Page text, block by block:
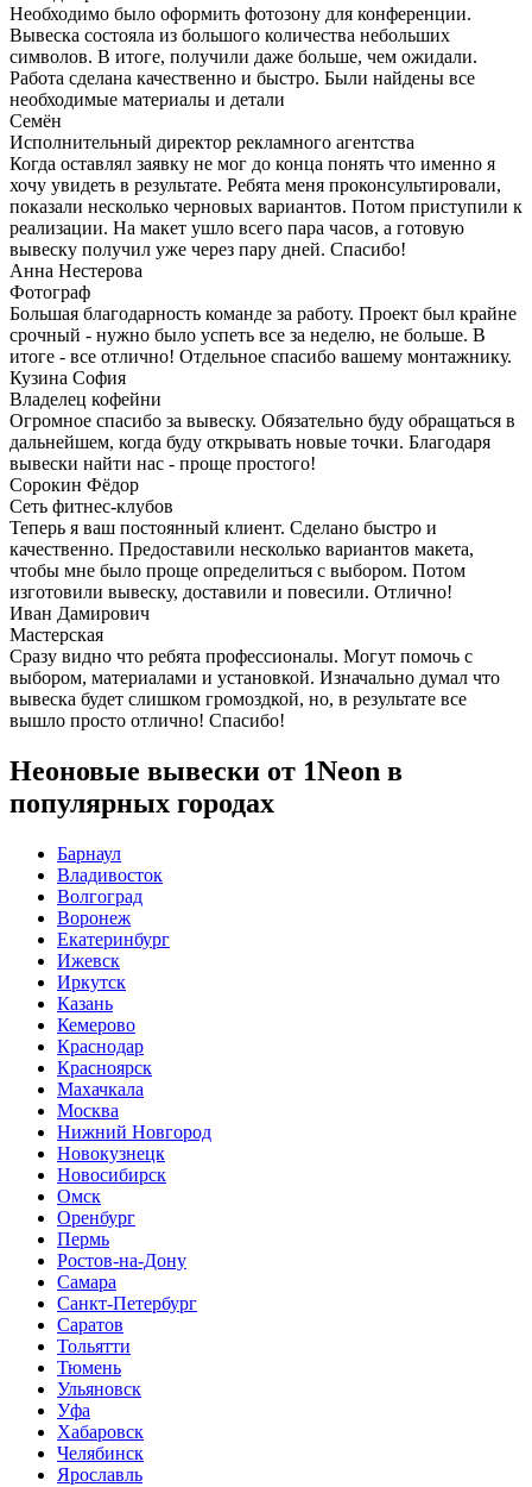
Необходимо было оформить фотозону для конференции.
Вывеска состояла из большого количества небольших
символов. В итоге, получили даже больше, чем ожидали.
Работа сделана качественно и быстро. Были найдены все
необходимые материалы и детали
Семён
Исполнительный директор рекламного агентства
Когда оставлял заявку не мог до конца понять что именно я
хочу увидеть в результате. Ребята меня проконсультировали,
показали несколько черновых вариантов. Потом приступили к
реализации. На макет ушло всего пара часов, а готовую
вывеску получил уже через пару дней. Спасибо!
Анна Нестерова
Фотограф
Большая благодарность команде за работу. Проект был крайне
срочный - нужно было успеть все за неделю, не больше. В
итоге - все отлично! Отдельное спасибо вашему монтажнику.
Кузина София
Владелец кофейни
Огромное спасибо за вывеску. Обязательно буду обращаться в
дальнейшем, когда буду открывать новые точки. Благодаря
вывески найти нас - проще простого!
Сорокин Фёдор
Сеть фитнес-клубов
Теперь я ваш постоянный клиент. Сделано быстро и
качественно. Предоставили несколько вариантов макета,
чтобы мне было проще определиться с выбором. Потом
изготовили вывеску, доставили и повесили. Отлично!
Иван Дамирович
Мастерская
Сразу видно что ребята профессионалы. Могут помочь с
выбором, материалами и установкой. Изначально думал что
вывеска будет слишком громоздкой, но, в результате все
вышло просто отлично! Спасибо!
Неоновые вывески от 1Neon в
популярных городах
Барнаул
Владивосток
Волгоград
Воронеж
Екатеринбург
Ижевск
Иркутск
Казань
Кемерово
Краснодар
Красноярск
Махачкала
Москва
Нижний Новгород
Новокузнецк
Новосибирск
Омск
Оренбург
Пермь
Ростов-на-Дону
Самара
Санкт-Петербург
Саратов
Тольятти
Тюмень
Ульяновск
Уфа
Хабаровск
Челябинск
Ярославль